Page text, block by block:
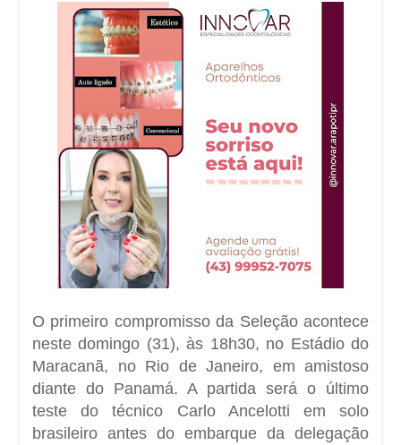
O primeiro compromisso da Seleção acontece
neste domingo (31), às 18h30, no Estádio do
Maracanã, no Rio de Janeiro, em amistoso
diante do Panamá. A partida será o último
teste do técnico Carlo Ancelotti em solo
brasileiro antes do embarque da delegação